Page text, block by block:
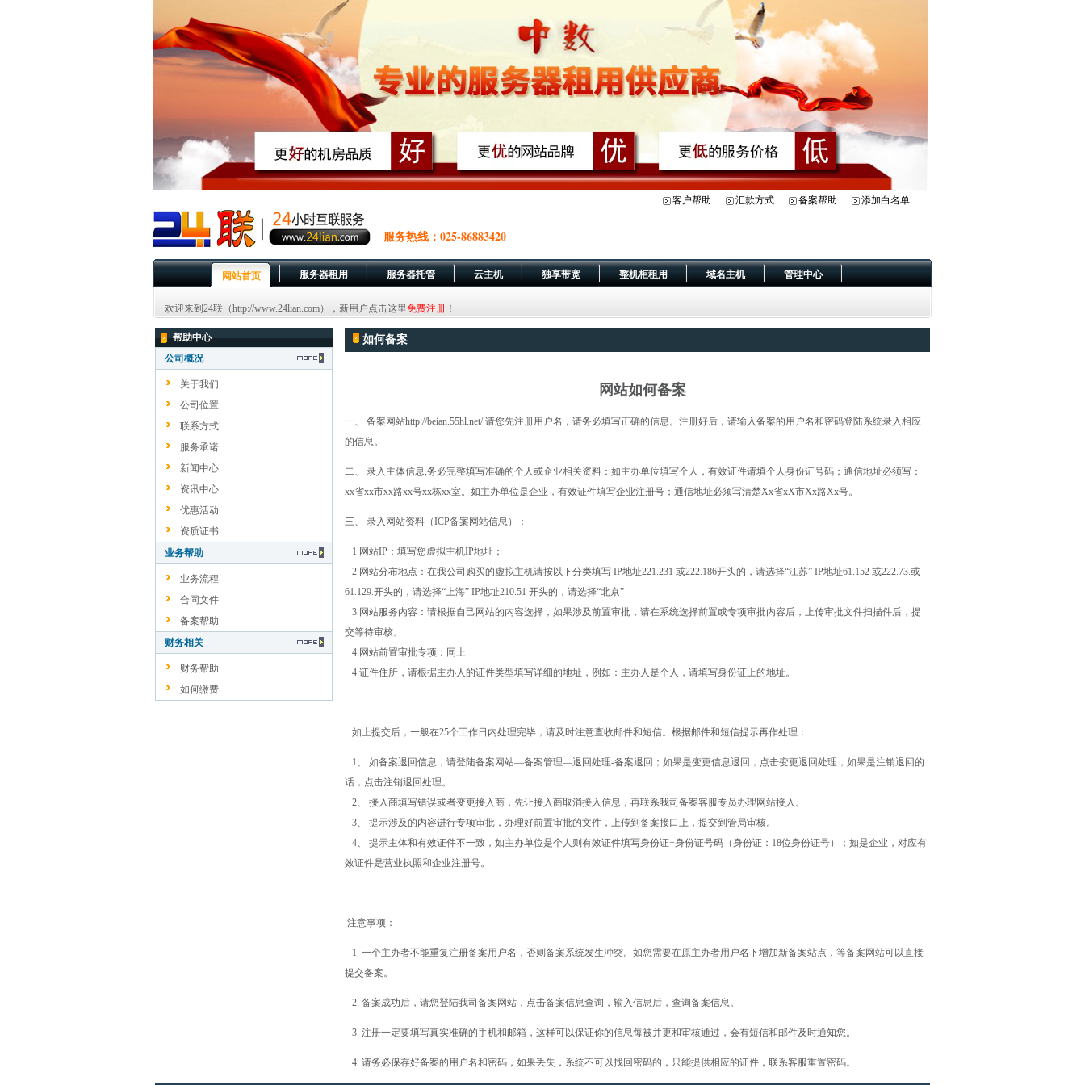
服务热线：025-86883420
客户帮助 汇款方式 备案帮助 添加白名单
网站首页 服务器租用 服务器托管 云主机 独享带宽 整机柜租用 域名主机 管理中心
欢迎来到24联（http://www.24lian.com），新用户点击这里免费注册 ！
帮助中心
公司概况
关于我们
公司位置
联系方式
服务承诺
新闻中心
资讯中心
优惠活动
资质证书
业务帮助
业务流程
合同文件
备案帮助
财务相关
财务帮助
如何缴费
如何备案
网站如何备案
一、 备案网站http://beian.55hl.net/ 请您先注册用户名，请务必填写正确的信息。注册好后，请输入备案的用户名和密码登陆系统录入相应
的信息。
二、 录入主体信息,务必完整填写准确的个人或企业相关资料：如主办单位填写个人，有效证件请填个人身份证号码；通信地址必须写：
xx省xx市xx路xx号xx栋xx室。如主办单位是企业，有效证件填写企业注册号；通信地址必须写清楚Xx省xX市Xx路Xx号。
三、 录入网站资料（ICP备案网站信息）：
1.网站IP：填写您虚拟主机IP地址；
2.网站分布地点：在我公司购买的虚拟主机请按以下分类填写 IP地址221.231 或222.186开头的，请选择“江苏” IP地址61.152 或222.73.或
61.129.开头的，请选择“上海” IP地址210.51 开头的，请选择“北京”
3.网站服务内容：请根据自己网站的内容选择，如果涉及前置审批，请在系统选择前置或专项审批内容后，上传审批文件扫描件后，提
交等待审核。
4.网站前置审批专项：同上
4.证件住所，请根据主办人的证件类型填写详细的地址，例如：主办人是个人，请填写身份证上的地址。
如上提交后，一般在25个工作日内处理完毕，请及时注意查收邮件和短信。根据邮件和短信提示再作处理：
1、 如备案退回信息，请登陆备案网站—备案管理—退回处理-备案退回；如果是变更信息退回，点击变更退回处理，如果是注销退回的
话，点击注销退回处理。
2、 接入商填写错误或者变更接入商，先让接入商取消接入信息，再联系我司备案客服专员办理网站接入。
3、 提示涉及的内容进行专项审批，办理好前置审批的文件，上传到备案接口上，提交到管局审核。
4、 提示主体和有效证件不一致，如主办单位是个人则有效证件填写身份证+身份证号码（身份证：18位身份证号）；如是企业，对应有
效证件是营业执照和企业注册号。
注意事项：
1. 一个主办者不能重复注册备案用户名，否则备案系统发生冲突。如您需要在原主办者用户名下增加新备案站点，等备案网站可以直接
提交备案。
2. 备案成功后，请您登陆我司备案网站，点击备案信息查询，输入信息后，查询备案信息。
3. 注册一定要填写真实准确的手机和邮箱，这样可以保证你的信息每被并更和审核通过，会有短信和邮件及时通知您。
4. 请务必保存好备案的用户名和密码，如果丢失，系统不可以找回密码的，只能提供相应的证件，联系客服重置密码。